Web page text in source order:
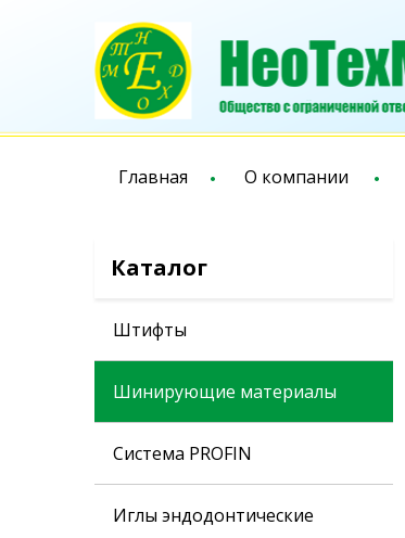
Главная О компании
Каталог
Штифты
Шинирующие материалы
Система PROFIN
Иглы эндодонтические